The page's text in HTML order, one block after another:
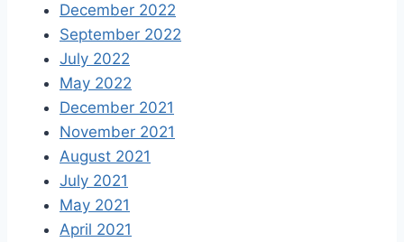
December 2022
September 2022
July 2022
May 2022
December 2021
November 2021
August 2021
July 2021
May 2021
April 2021